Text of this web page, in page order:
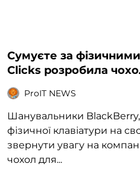
Сумуєте за
Clicks розробила
ProIT NEWS
Шанувальники
фізичної клавіатури на
звернути увагу на
чохол для...